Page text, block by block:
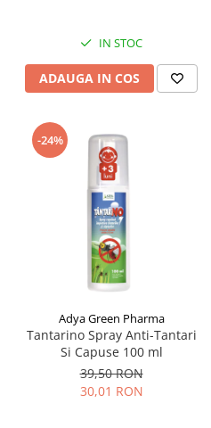
IN STOC
ADAUGA IN COS
-24%
Adya Green Pharma
Tantarino Spray Anti-Tantari
Si Capuse 100 ml
39,50 RON
30,01 RON